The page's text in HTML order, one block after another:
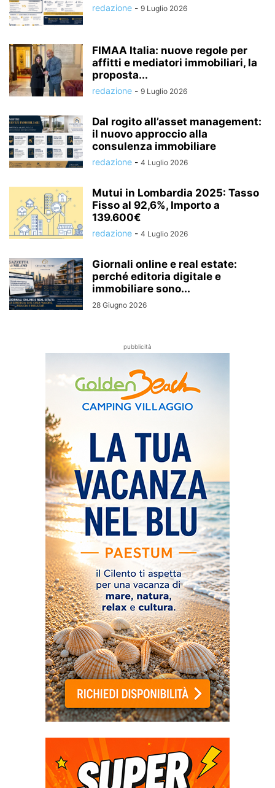
redazione - 9 Luglio 2026
FIMAA Italia: nuove regole per
affitti e mediatori immobiliari, la
proposta...
redazione - 9 Luglio 2026
Dal rogito all’asset management:
il nuovo approccio alla
consulenza immobiliare
redazione - 4 Luglio 2026
Mutui in Lombardia 2025: Tasso
Fisso al 92,6%, Importo a
139.600€
redazione - 4 Luglio 2026
Giornali online e real estate:
perché editoria digitale e
immobiliare sono...
28 Giugno 2026
pubblicità